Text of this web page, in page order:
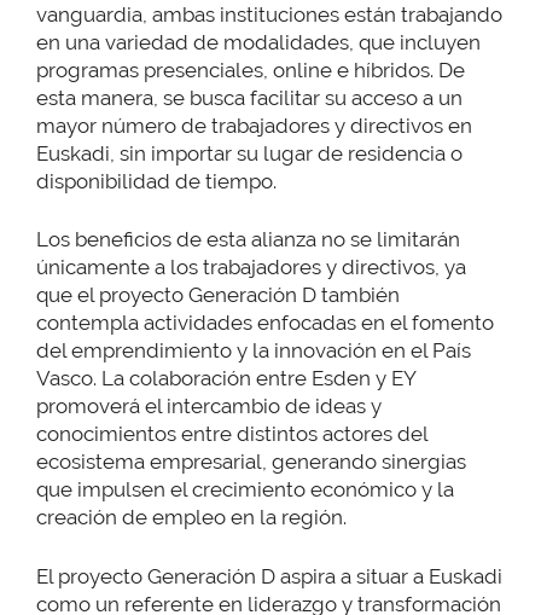
vanguardia, ambas instituciones están trabajando
en una variedad de modalidades, que incluyen
programas presenciales, online e híbridos. De
esta manera, se busca facilitar su acceso a un
mayor número de trabajadores y directivos en
Euskadi, sin importar su lugar de residencia o
disponibilidad de tiempo.
Los beneficios de esta alianza no se limitarán
únicamente a los trabajadores y directivos, ya
que el proyecto Generación D también
contempla actividades enfocadas en el fomento
del emprendimiento y la innovación en el País
Vasco. La colaboración entre Esden y EY
promoverá el intercambio de ideas y
conocimientos entre distintos actores del
ecosistema empresarial, generando sinergias
que impulsen el crecimiento económico y la
creación de empleo en la región.
El proyecto Generación D aspira a situar a Euskadi
como un referente en liderazgo y transformación